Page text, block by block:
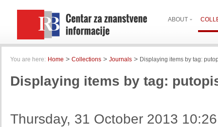
ABOUT
You are here: Home > Collections > Journals > Displaying items by tag:
Displaying items by tag:
Thursday, 31 October 2013 10:26